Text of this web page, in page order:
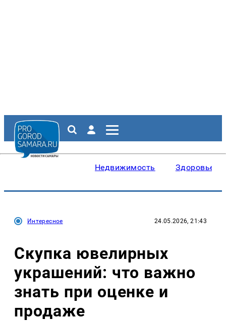
Недвижимость Здоровье
Интересное 24.05.2026, 21:43
Скупка ювелирных
украшений: что важно
знать при оценке и
продаже